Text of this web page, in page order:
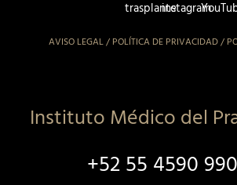
AVISO LEGAL/ POLÍTICA DE PRIVACIDAD/
Instituto Médico del
+52 55 4590